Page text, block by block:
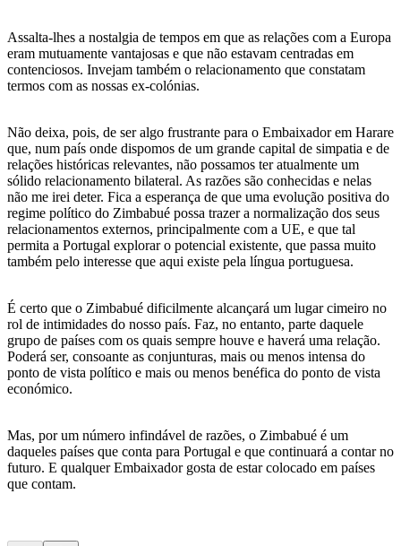
Assalta-lhes a nostalgia de tempos em que as relações com a Europa
eram mutuamente vantajosas e que não estavam centradas em
contenciosos. Invejam também o relacionamento que constatam
termos com as nossas ex-colónias.
Não deixa, pois, de ser algo frustrante para o Embaixador em Harare
que, num país onde dispomos de um grande capital de simpatia e de
relações históricas relevantes, não possamos ter atualmente um
sólido relacionamento bilateral. As razões são conhecidas e nelas
não me irei deter. Fica a esperança de que uma evolução positiva do
regime político do Zimbabué possa trazer a normalização dos seus
relacionamentos externos, principalmente com a UE, e que tal
permita a Portugal explorar o potencial existente, que passa muito
também pelo interesse que aqui existe pela língua portuguesa.
É certo que o Zimbabué dificilmente alcançará um lugar cimeiro no
rol de intimidades do nosso país. Faz, no entanto, parte daquele
grupo de países com os quais sempre houve e haverá uma relação.
Poderá ser, consoante as conjunturas, mais ou menos intensa do
ponto de vista político e mais ou menos benéfica do ponto de vista
económico.
Mas, por um número infindável de razões, o Zimbabué é um
daqueles países que conta para Portugal e que continuará a contar no
futuro. E qualquer Embaixador gosta de estar colocado em países
que contam.